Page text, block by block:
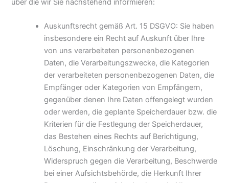
über die wir Sie nachstehend informieren:
Auskunftsrecht gemäß Art. 15 DSGVO: Sie haben
insbesondere ein Recht auf Auskunft über Ihre
von uns verarbeiteten personenbezogenen
Daten, die Verarbeitungszwecke, die Kategorien
der verarbeiteten personenbezogenen Daten, die
Empfänger oder Kategorien von Empfängern,
gegenüber denen Ihre Daten offengelegt wurden
oder werden, die geplante Speicherdauer bzw. die
Kriterien für die Festlegung der Speicherdauer,
das Bestehen eines Rechts auf Berichtigung,
Löschung, Einschränkung der Verarbeitung,
Widerspruch gegen die Verarbeitung, Beschwerde
bei einer Aufsichtsbehörde, die Herkunft Ihrer